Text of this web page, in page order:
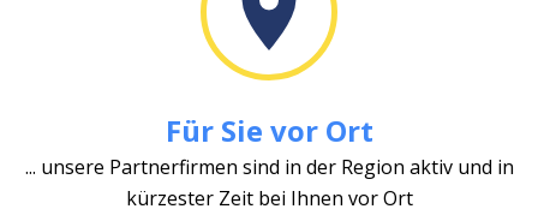
Für Sie vor Ort
... unsere Partnerfirmen sind in der Region aktiv und in
kürzester Zeit bei Ihnen vor Ort